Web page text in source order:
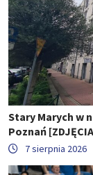
Stary Marych w
Poznań
7 sierpnia 2026